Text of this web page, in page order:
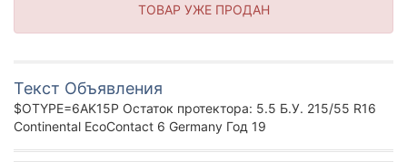
ТОВАР УЖЕ ПРОДАН
Текст Объявления
$OTYPE=6AK15P Остаток протектора: 5.5 Б.У. 215/55 R16
Continental EcoContact 6 Germany Год 19